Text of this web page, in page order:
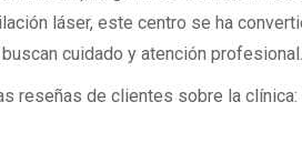
láser, este centro se ha
cuidado y atención profesional.
reseñas de clientes sobre la clínica: